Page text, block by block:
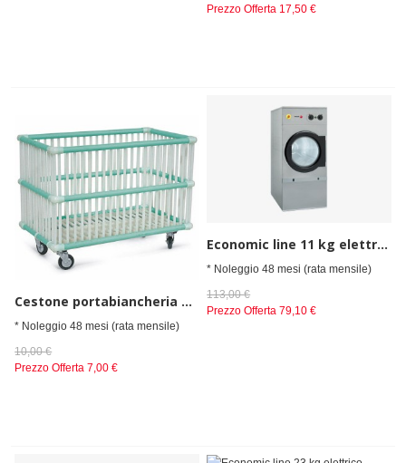
Prezzo Offerta 17,50 €
Cestone portabiancheria su ruote da 83x48x62cm
* Noleggio 48 mesi (rata mensile)
10,00 €
Prezzo Offerta 7,00 €
Economic line 11 kg elettrico
* Noleggio 48 mesi (rata mensile)
113,00 €
Prezzo Offerta 79,10 €